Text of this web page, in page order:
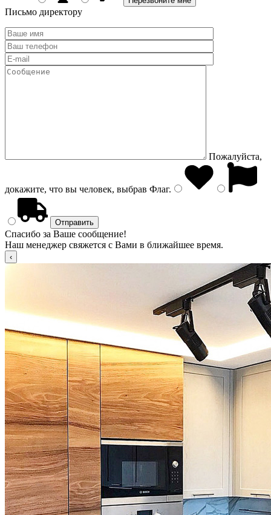
Письмо директору
Пожалуйста,
докажите, что вы человек, выбрав Флаг.
Спасибо за Ваше сообщение!
Наш менеджер свяжется с Вами в ближайшее время.